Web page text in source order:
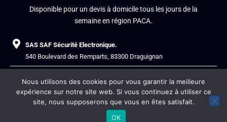
Disponible pour un devis à domicile tous les jours de la
semaine en région PACA.
SAS SAF Sécurité Electronique.
540 Boulevard des Remparts, 83300 Draguignan
contact@safsecurite.com
Nous utilisons des cookies pour vous garantir la meilleure
expérience sur notre site web. Si vous continuez à utiliser ce
site, nous supposerons que vous en êtes satisfait.
OK